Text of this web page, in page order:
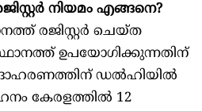
നിയമം എങ്ങനെ?
രജിസ്റ്റർ ചെയ്ത
ഉപയോഗിക്കുന്നതിന്
ഡൽഹിയിൽ
കേരളത്തിൽ 12